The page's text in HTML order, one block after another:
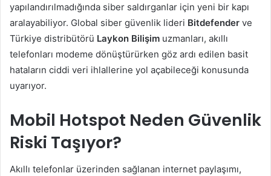
yapılandırılmadığında siber saldırganlar için yeni bir kapı
aralayabiliyor. Global siber güvenlik lideri Bitdefender ve
Türkiye distribütörü Laykon Bilişim uzmanları, akıllı
telefonları modeme dönüştürürken göz ardı edilen basit
hataların ciddi veri ihlallerine yol açabileceği konusunda
uyarıyor.
Mobil Hotspot Neden Güvenlik
Riski Taşıyor?
Akıllı telefonlar üzerinden sağlanan internet paylaşımı,